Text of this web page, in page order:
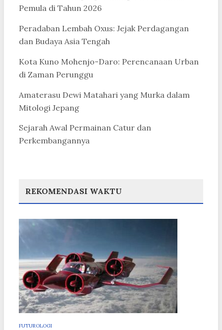
Pemula di Tahun 2026
Peradaban Lembah Oxus: Jejak Perdagangan
dan Budaya Asia Tengah
Kota Kuno Mohenjo-Daro: Perencanaan Urban
di Zaman Perunggu
Amaterasu Dewi Matahari yang Murka dalam
Mitologi Jepang
Sejarah Awal Permainan Catur dan
Perkembangannya
REKOMENDASI WAKTU
FUTUROLOGI